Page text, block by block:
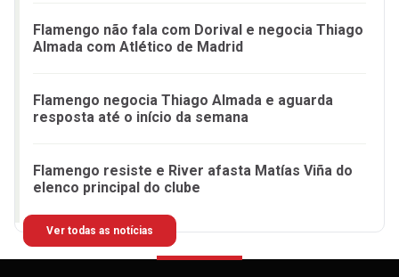
Flamengo não fala com Dorival e negocia Thiago
Almada com Atlético de Madrid
Flamengo negocia Thiago Almada e aguarda
resposta até o início da semana
Flamengo resiste e River afasta Matías Viña do
elenco principal do clube
Ver todas as notícias